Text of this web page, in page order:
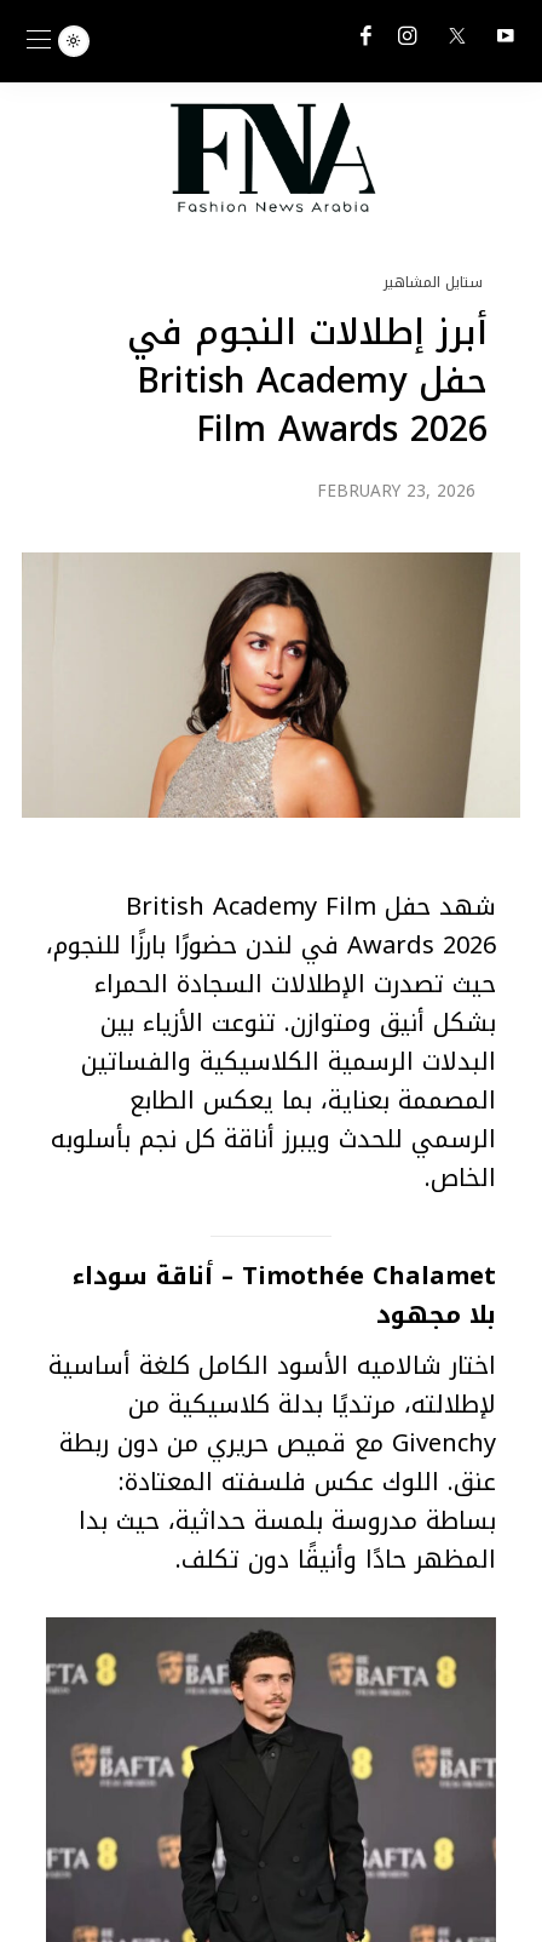
ستايل المشاهير
أبرز إطلالات النجوم في
حفل British Academy
Film Awards 2026
FEBRUARY 23, 2026
شهد حفل British Academy Film
Awards 2026 في لندن حضورًا بارزًا للنجوم،
حيث تصدرت الإطلالات السجادة الحمراء
بشكل أنيق ومتوازن. تنوعت الأزياء بين
البدلات الرسمية الكلاسيكية والفساتين
المصممة بعناية، بما يعكس الطابع
الرسمي للحدث ويبرز أناقة كل نجم بأسلوبه
الخاص.
Timothée Chalamet – أناقة سوداء
بلا مجهود
اختار شالاميه الأسود الكامل كلغة أساسية
لإطلالته، مرتديًا بدلة كلاسيكية من
Givenchy مع قميص حريري من دون ربطة
عنق. اللوك عكس فلسفته المعتادة:
بساطة مدروسة بلمسة حداثية، حيث بدا
المظهر حادًا وأنيقًا دون تكلف.